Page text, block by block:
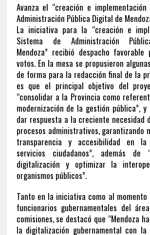
Avanza el “creación e
Administración Pública Digital de
La iniciativa para la “creación e
Sistema de Administración
Mendoza” recibió despacho favorable
votos. En la mesa se propusieron
de forma para la redacción final de la
es que el principal objetivo del
“consolidar a la Provincia como
modernización de la gestión pública”, y
dar respuesta a la creciente necesidad
procesos administrativos, garantizando
transparencia y accesibilidad en
servicios ciudadanos”, además de
digitalización y optimizar la
organismos públicos”.
Tanto en la iniciativa como al
funcionarios gubernamentales del
comisiones, se destacó que “Mendoza
la digitalización gubernamental con la